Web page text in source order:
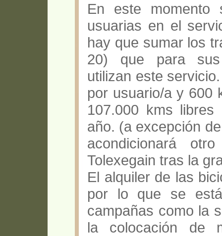
En este momento
usuarias en el
hay que sumar los
20) que para sus
utilizan este
por usuario/a y 600
107.000 kms
año. (a excepción
acondicionará
Tolexegain tras la
El alquiler de las
por lo que se
campañas como la
la colocación de